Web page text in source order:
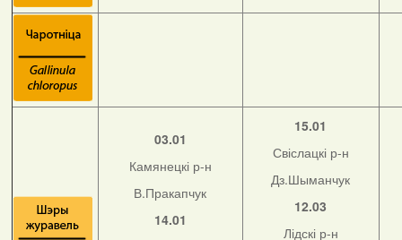
03.01
Камянецкі р-н
В.Пракапчук
14.01
15.01
Свіслацкі р-н
Дз.Шыманчук
12.03
Лідскі р-н